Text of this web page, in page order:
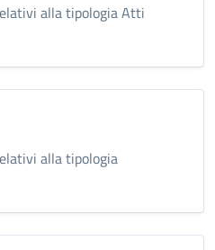
alla tipologia Atti
alla tipologia